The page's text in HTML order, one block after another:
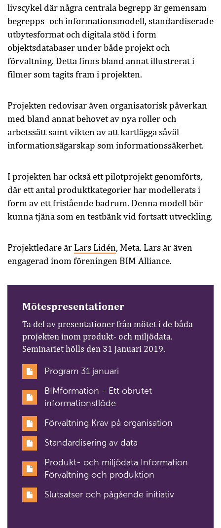
livscykel där några centrala begrepp är gemensam
begrepps- och informationsmodell, standardiserade
utbytesformat och digitala stöd i form
objektsdatabaser under både projekt och
förvaltning. Detta finns bland annat illustrerat i
filmer som tagits fram i projekten.
Projekten redovisar även organisatorisk påverkan
med bland annat behovet av nya roller och
arbetssätt samt vikten av att kartlägga såväl
informationsägarskap som informationssäkerhet.
I projekten har också ett pilotprojekt genomförts,
där ett antal produktkategorier har modellerats i
form av ett fristående badrum. Denna modell bör
kunna tjäna som en testbänk vid fortsatt utveckling.
Projektledare är Lars Lidén, Meta. Lars är även
engagerad inom föreningen BIM Alliance.
Mötespresentationer
Ta del av presentationer från mötet i de båda
projekten inom produkt- och miljödata.
Seminariet hölls den 31 januari 2019.
Program 31 januari
BIMformation - Ett obrutet
informationsflöde
Förvaltning Krav på organisation
Standardisering av data
Produkt- och miljödata Information
Förvaltning och produktion
Slutsatser och pågående initiativ